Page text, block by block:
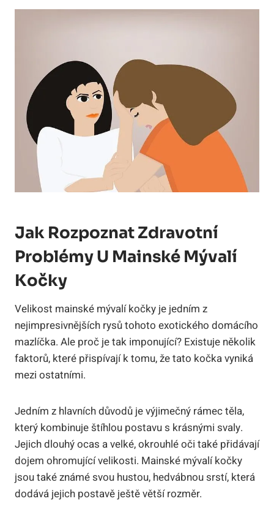
Jak Rozpoznat Zdravotní
Problémy U Mainské Mývalí
Kočky
Velikost mainské mývalí kočky je jedním z
nejimpresivnějších rysů tohoto exotického domácího
mazlíčka. Ale proč je tak imponující? Existuje několik
faktorů, které přispívají k tomu, že tato kočka vyniká
mezi ostatními.
Jedním z hlavních důvodů je výjimečný rámec těla,
který kombinuje štíhlou postavu s krásnými svaly.
Jejich dlouhý ocas a velké, okrouhlé oči také přidávají
dojem ohromující velikosti. Mainské mývalí kočky
jsou také známé svou hustou, hedvábnou srstí, která
dodává jejich postavě ještě větší rozměr.